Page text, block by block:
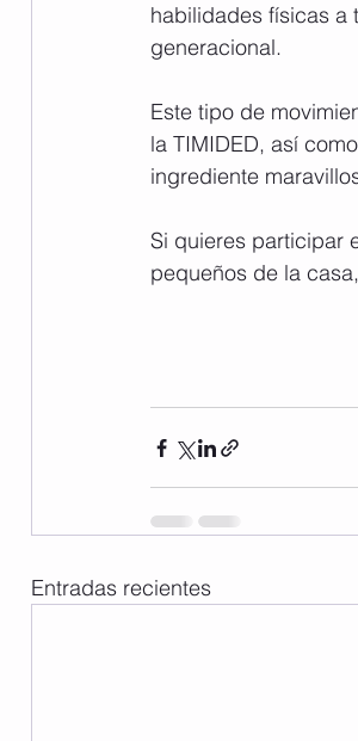
habilidades físicas a
generacional.
Este tipo de
la TIMIDED, así
ingrediente
Si quieres participar
pequeños de la
Entradas recientes